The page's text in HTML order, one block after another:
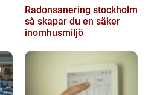
Radonsanering stockholm
så skapar du en säker
inomhusmiljö